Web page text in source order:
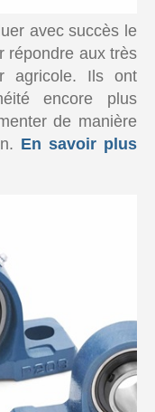
avec succès le
répondre aux très
agricole. Ils ont
encore plus
de manière
En savoir plus